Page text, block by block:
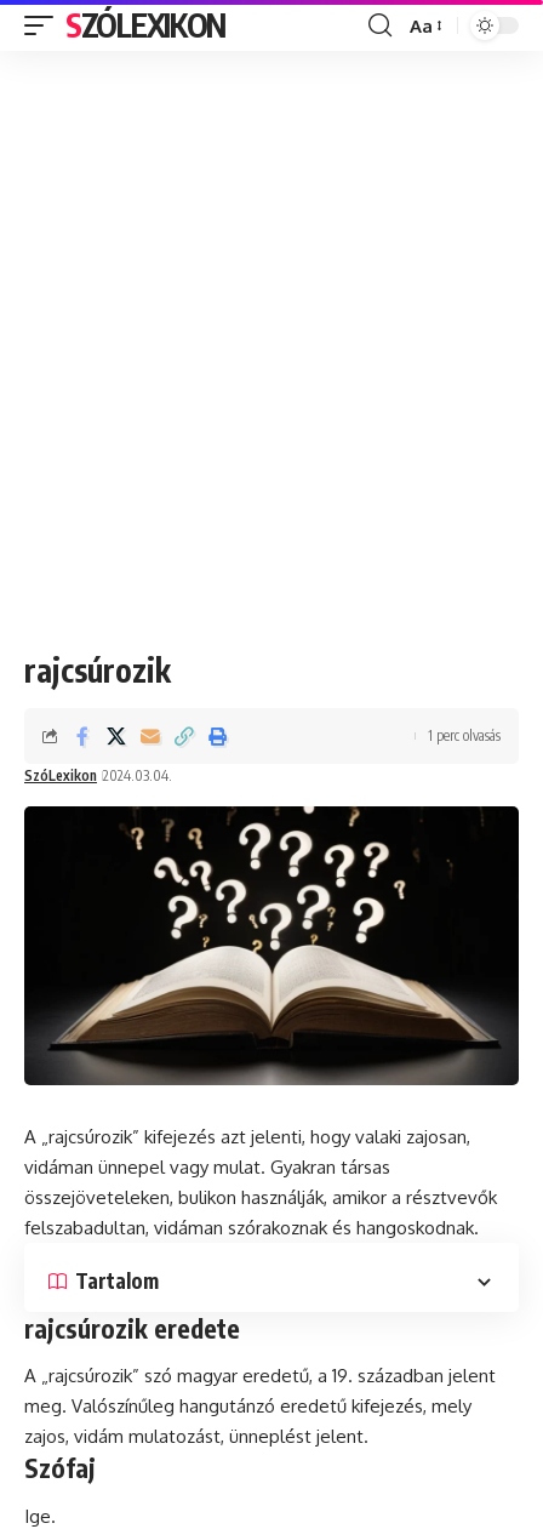
SZÓLEXIKON
Font
Aa
rajcsúrozik
SzóLexikon 2024.03.04.
1 perc olvasás
A „rajcsúrozik” kifejezés azt jelenti, hogy valaki zajosan,
vidáman ünnepel vagy mulat. Gyakran társas
összejöveteleken, bulikon használják, amikor a résztvevők
felszabadultan, vidáman szórakoznak és hangoskodnak.
Tartalom
rajcsúrozik eredete
A „rajcsúrozik” szó magyar eredetű, a 19. században jelent
meg. Valószínűleg hangutánzó eredetű kifejezés, mely
zajos, vidám mulatozást, ünneplést jelent.
Szófaj
Ige.